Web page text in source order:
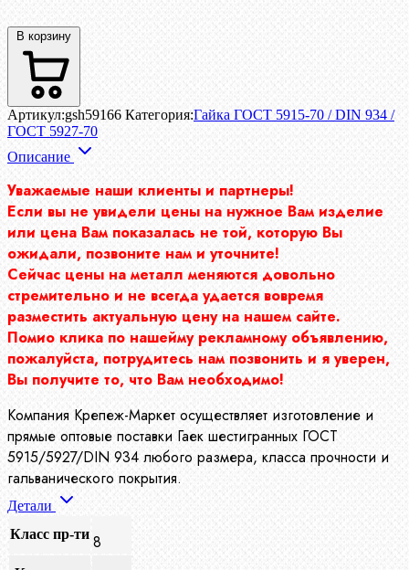
В корзину
Артикул:gsh59166 Категория:Гайка ГОСТ 5915-70 / DIN 934 /
ГОСТ 5927-70
Описание
Уважаемые наши клиенты и партнеры!
Если вы не увидели цены на нужное Вам изделие
или цена Вам показалась не той, которую Вы
ожидали, позвоните нам и уточните!
Сейчас цены на металл меняются довольно
стремительно и не всегда удается вовремя
разместить актуальную цену на нашем сайте.
Помио клика по нашейму рекламному объявлению,
пожалуйста, потрудитесь нам позвонить и я уверен,
Вы получите то, что Вам необходимо!
Компания Крепеж-Маркет осуществляет изготовление и
прямые оптовые поставки Гаек шестигранных ГОСТ
5915/5927/DIN 934 любого размера, класса прочности и
гальванического покрытия.
Детали
Класс пр-ти 8